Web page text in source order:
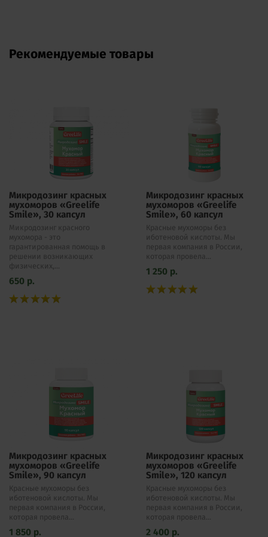
Рекомендуемые товары
Микродозинг красных
мухоморов «Greelife
Smile», 30 капсул
Микродозинг красного
мухомора - это
гарантированная помощь в
решении возникающих
физических,...
650 р.
Микродозинг красных
мухоморов «Greelife
Smile», 60 капсул
Красные мухоморы без
иботеновой кислоты. Мы
первая компания в России,
которая провела...
1 250 р.
Микродозинг красных
мухоморов «Greelife
Smile», 90 капсул
Красные мухоморы без
иботеновой кислоты. Мы
первая компания в России,
которая провела...
1 850 р.
Микродозинг красных
мухоморов «Greelife
Smile», 120 капсул
Красные мухоморы без
иботеновой кислоты. Мы
первая компания в России,
которая провела...
2 400 р.